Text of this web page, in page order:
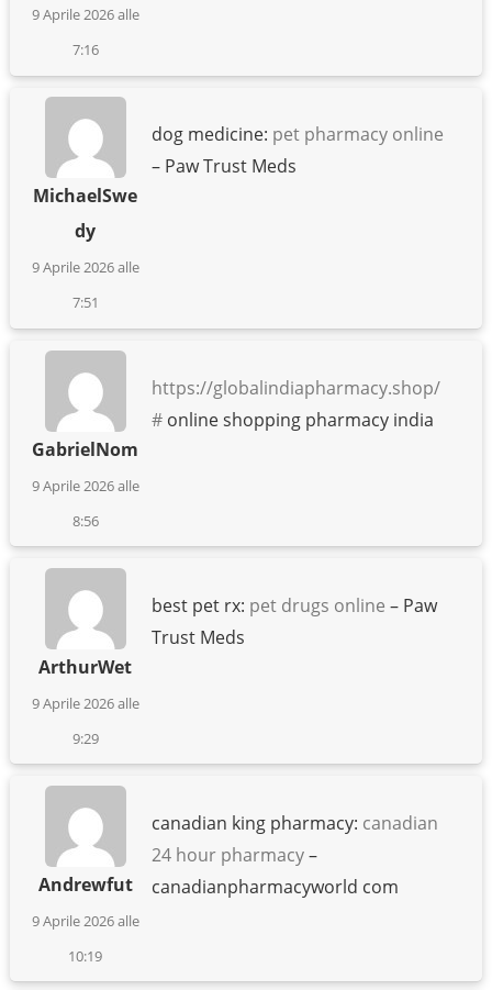
9 Aprile 2026 alle
7:16
MichaelSwe
dy
9 Aprile 2026 alle
7:51
dog medicine: pet pharmacy online
– Paw Trust Meds
GabrielNom
9 Aprile 2026 alle
8:56
https://globalindiapharmacy.shop/
#online shopping pharmacy india
ArthurWet
9 Aprile 2026 alle
9:29
best pet rx: pet drugs online – Paw
Trust Meds
Andrewfut
9 Aprile 2026 alle
10:19
canadian king pharmacy: canadian
24 hour pharmacy–
canadianpharmacyworld com